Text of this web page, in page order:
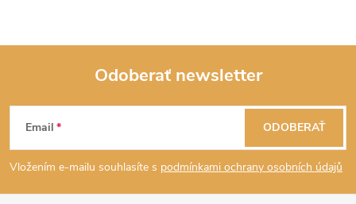
Z
á
p
Odoberať newsletter
Email
Vložením e-mailu souhlasíte s podmínkami ochrany osobních údajů
ODOBERAŤ